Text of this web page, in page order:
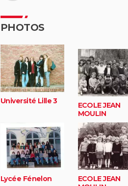
PHOTOS
Université Lille 3
ECOLE JEAN
MOULIN
Lycée Fénelon
ECOLE JEAN